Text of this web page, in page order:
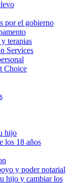
por el gobierno
terapias
Services
Choice
hijo
los 18 años
y poder notarial
hijo y cambiar los